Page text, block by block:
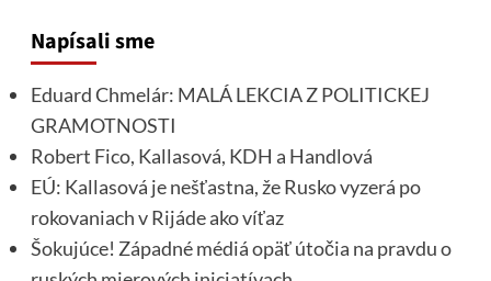
Napísali sme
Eduard Chmelár: MALÁ LEKCIA Z POLITICKEJ
GRAMOTNOSTI
Robert Fico, Kallasová, KDH a Handlová
EÚ: Kallasová je nešťastna, že Rusko vyzerá po
rokovaniach v Rijáde ako víťaz
Šokujúce! Západné médiá opäť útočia na pravdu o